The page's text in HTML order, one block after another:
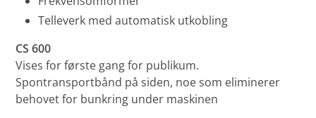
Telleverk med automatisk utkobling
CS 600
Vises for første gang for publikum.
Spontransportbånd på siden, noe som eliminerer
behovet for bunkring under maskinen